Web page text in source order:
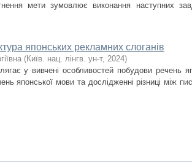
мети зумовлює виконання наступних
японських рекламних слоганів
(Київ. нац. лінгв. ун-т, 2024)
у вивчені особливостей побудови речень
японської мови та дослідженні різниці між